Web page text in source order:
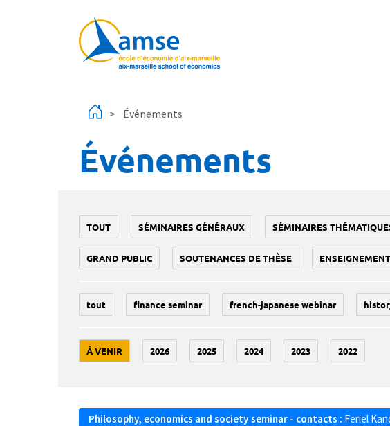
Événements
Événements
TOUT SÉMINAIRES GÉNÉRAUX SÉMINAIRES
GRAND PUBLIC SOUTENANCES DE THÈSE ENSEIGNEMENT
tout finance seminar french-japanese webinar
À VENIR 2026 2025 2024 2023 2022
Philosophy, economics and society seminar - contacts : Feriel